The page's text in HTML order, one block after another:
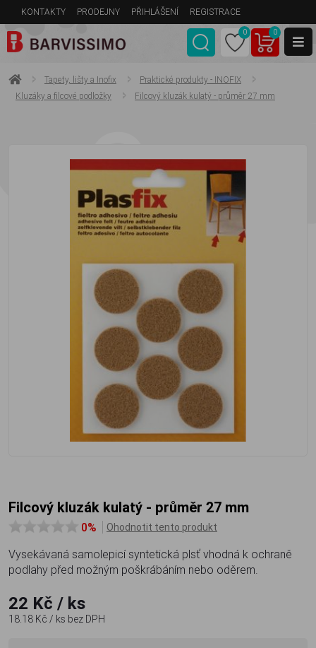
KONTAKTY PRODEJNY PŘIHLÁŠENÍ REGISTRACE
0 0
Tapety, lišty a Inofix
Praktické produkty - INOFIX
Kluzáky a filcové podložky
Filcový kluzák kulatý - průměr 27 mm
Filcový kluzák kulatý - průměr 27 mm
0% Ohodnotit tento produkt
Vysekávaná samolepicí syntetická plsť vhodná k ochraně
podlahy před možným poškrábáním nebo oděrem.
22 Kč / ks
18.18 Kč / ks bez DPH